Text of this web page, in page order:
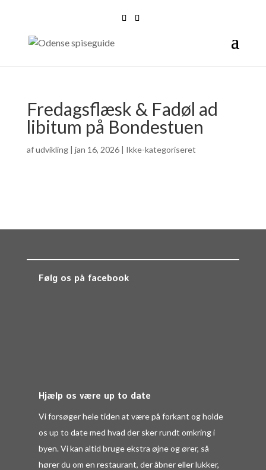
Fredagsflæsk & Fadøl ad
libitum på Bondestuen
afudvikling| jan 16, 2026| Ikke-kategoriseret
Følg os på facebook
Hjælp os være up to date
Vi forsøger hele tiden at være på forkant og holde
os up to date med hvad der sker rundt omkring i
byen. Vi kan altid bruge ekstra øjne og ører, så
hører du om en restaurant, der åbner eller lukker,